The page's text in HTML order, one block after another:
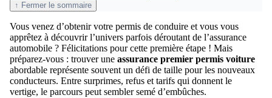
↑ Fermer le sommaire
Vous venez d’obtenir votre permis de conduire et vous vous
apprêtez à découvrir l’univers parfois déroutant de l’assurance
automobile ? Félicitations pour cette première étape ! Mais
préparez-vous : trouver une assurance premier permis voiture
abordable représente souvent un défi de taille pour les nouveaux
conducteurs. Entre surprimes, refus et tarifs qui donnent le
vertige, le parcours peut sembler semé d’embûches.